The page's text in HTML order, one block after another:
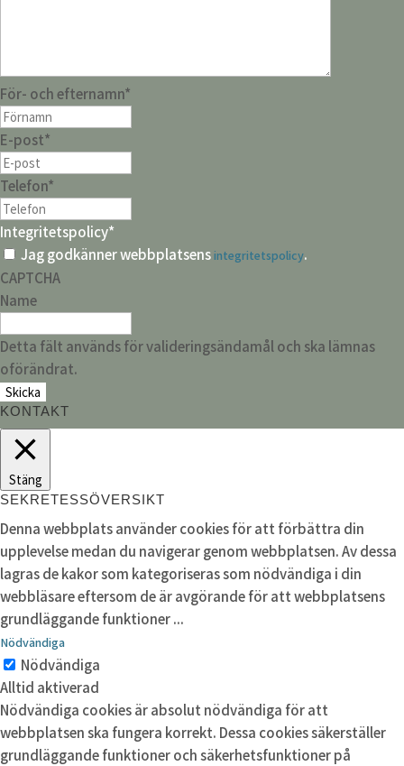
För- och efternamn*
E-post*
Telefon*
Integritetspolicy*
Jag godkänner webbplatsensintegritetspolicy.
CAPTCHA
Name
Detta fält används för valideringsändamål och ska lämnas
oförändrat.
KONTAKT
Stäng
SEKRETESSÖVERSIKT
Denna webbplats använder cookies för att förbättra din
upplevelse medan du navigerar genom webbplatsen. Av dessa
lagras de kakor som kategoriseras som nödvändiga i din
webbläsare eftersom de är avgörande för att webbplatsens
grundläggande funktioner...
Nödvändiga
Nödvändiga
Alltid aktiverad
Nödvändiga cookies är absolut nödvändiga för att
webbplatsen ska fungera korrekt. Dessa cookies säkerställer
grundläggande funktioner och säkerhetsfunktioner på